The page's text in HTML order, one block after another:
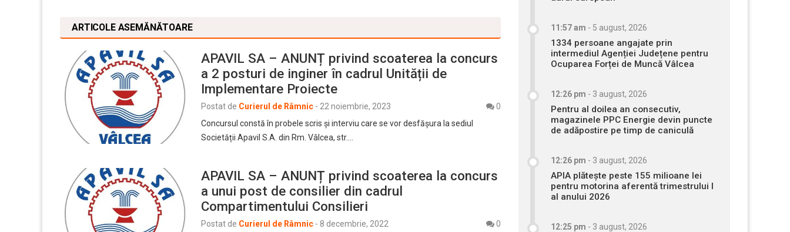
ARTICOLE ASEMĂNĂTOARE
APAVIL SA – ANUNȚ privind scoaterea la concurs
a 2 posturi de inginer în cadrul Unității de
Implementare Proiecte
Postat de Curierul de Râmnic - 22 noiembrie, 2023
0
Concursul constă în probele scris şi interviu care se vor desfășura la sediul
Societății Apavil S.A. din Rm. Vâlcea, str.…
APAVIL SA – ANUNȚ privind scoaterea la concurs
a unui post de consilier din cadrul
Compartimentului Consilieri
Postat de Curierul de Râmnic - 8 decembrie, 2022
0
11:57 am - 5 august, 2026
1334 persoane angajate prin
intermediul Agenției Județene pentru
Ocuparea Forței de Muncă Vâlcea
12:26 pm - 3 august, 2026
Pentru al doilea an consecutiv,
magazinele PPC Energie devin puncte
de adăpostire pe timp de caniculă
12:26 pm - 3 august, 2026
APIA plătește peste 155 milioane lei
pentru motorina aferentă trimestrului I
al anului 2026
12:25 pm - 3 august, 2026